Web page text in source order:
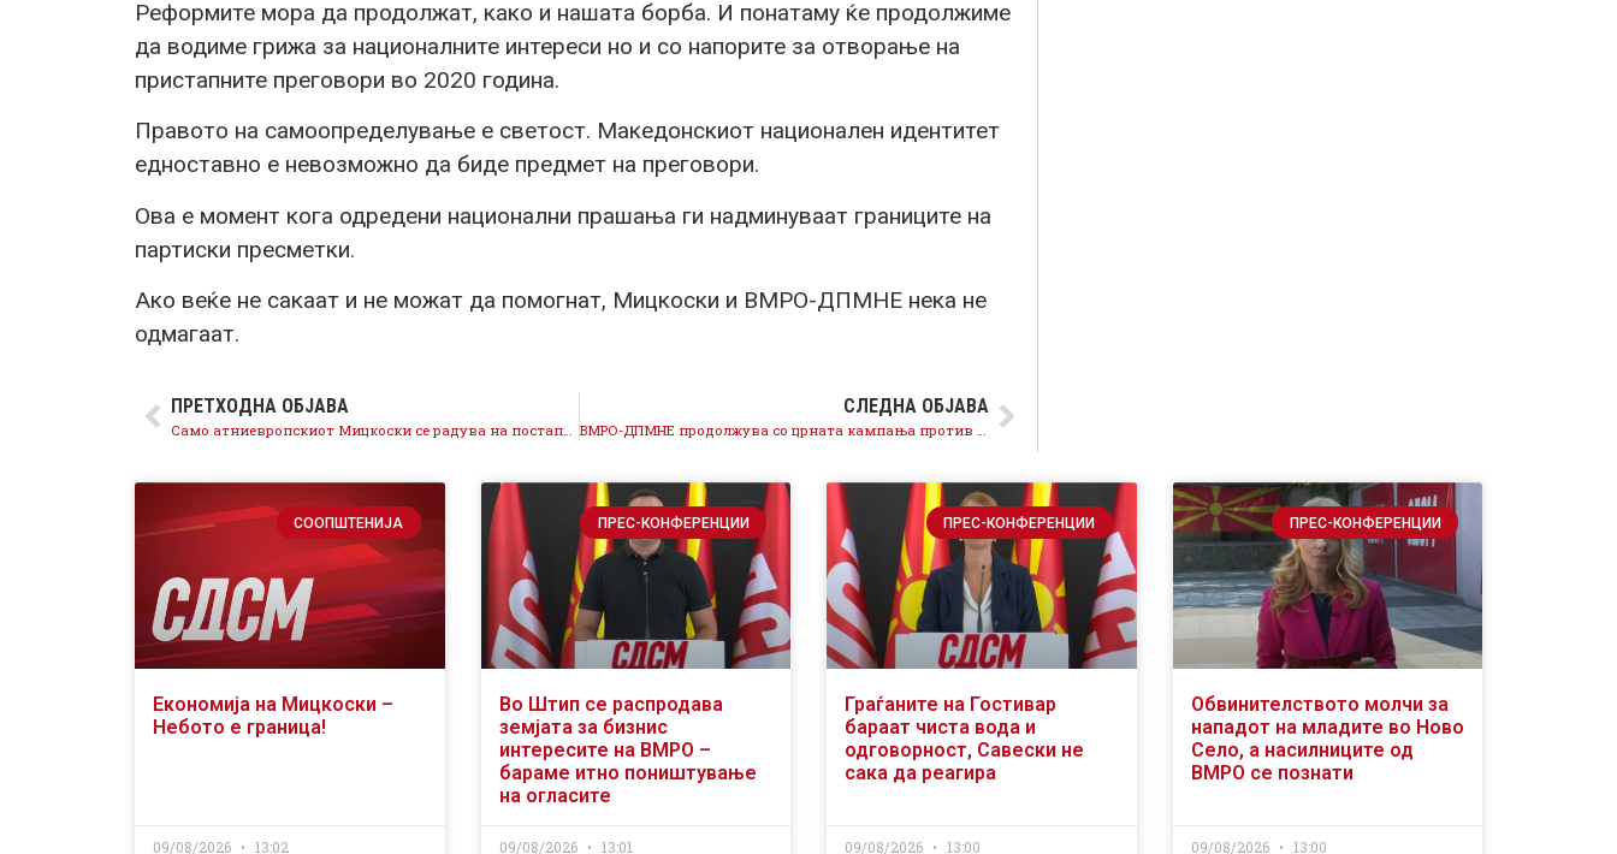
Реформите мора да продолжат, како и нашата борба. И понатаму ќе продолжиме
да водиме грижа за националните интереси но и со напорите за отворање на
пристапните преговори во 2020 година.
Правото на самоопределување е светост. Македонскиот национален идентитет
едноставно е невозможно да биде предмет на преговори.
Ова е момент кога одредени национални прашања ги надминуваат границите на
партиски пресметки.
Ако веќе не сакаат и не можат да помогнат, Мицкоски и ВМРО-ДПМНЕ нека не
одмагаат.
ПРЕТХОДНА ОБЈАВА
Само атниевропскиот Мицкоски се радува на постапката на Бугарија, ДПМНЕ да не одмага
СЛЕДНА ОБЈАВА
ВМРО-ДПМНЕ продолжува со црната кампања против здравството, Мицкоски не мисли на граѓаните, туку на неговата фотелја во белиот дворец
СООПШТЕНИЈА
Економија на Мицкоски –
Небото е граница!
09/08/2026 13:02
ПРЕС-КОНФЕРЕНЦИИ
Во Штип се распродава
земјата за бизнис
интересите на ВМРО –
бараме итно поништување
на огласите
09/08/2026 13:01
ПРЕС-КОНФЕРЕНЦИИ
Граѓаните на Гостивар
бараат чиста вода и
одговорност, Савески не
сака да реагира
09/08/2026 13:00
ПРЕС-КОНФЕРЕНЦИИ
Обвинителството молчи за
нападот на младите во Ново
Село, а насилниците од
ВМРО се познати
09/08/2026 13:00